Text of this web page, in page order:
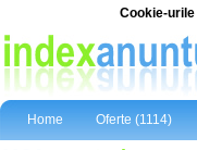
Cookie-urile
Home Oferte (1114)